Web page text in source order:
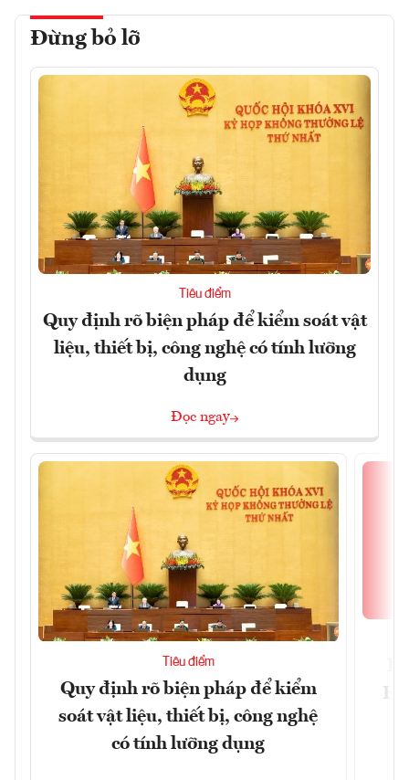
Đừng bỏ lỡ
Tiêu điểm
Quy định rõ biện pháp để kiểm soát vật
liệu, thiết bị, công nghệ có tính lưỡng
dụng
Đọc ngay
Tiêu điểm
Quy định rõ biện pháp để kiểm
soát vật liệu, thiết bị, công nghệ
có tính lưỡng dụng